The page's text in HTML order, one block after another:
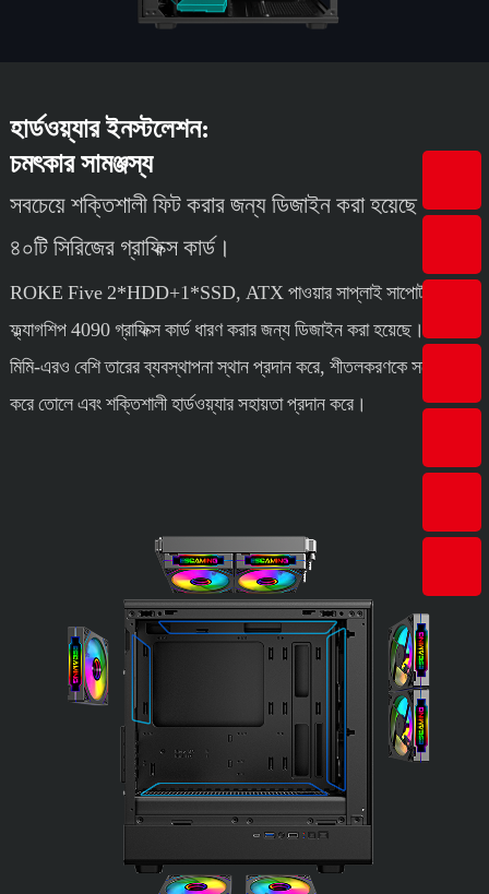
হার্ডওয়্যার ইনস্টলেশন:
চমৎকার সামঞ্জস্য
সবচেয়ে শক্তিশালী ফিট করার জন্য ডিজাইন করা হয়েছে
৪০টি সিরিজের গ্রাফিক্স কার্ড।
ROKE Five 2*HDD+1*SSD, ATX পাওয়ার সাপ্লাই সাপোর্ট এবং
ফ্ল্যাগশিপ 4090 গ্রাফিক্স কার্ড ধারণ করার জন্য ডিজাইন করা হয়েছে। এটি ২১
মিমি-এরও বেশি তারের ব্যবস্থাপনা স্থান প্রদান করে, শীতলকরণকে সর্বোত্তম
করে তোলে এবং শক্তিশালী হার্ডওয়্যার সহায়তা প্রদান করে।